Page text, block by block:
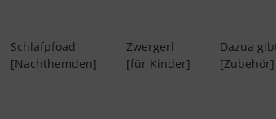
Schlafpfoad
[Nachthemden]
Zwergerl
[für Kinder]
Dazua
[Zubehör]